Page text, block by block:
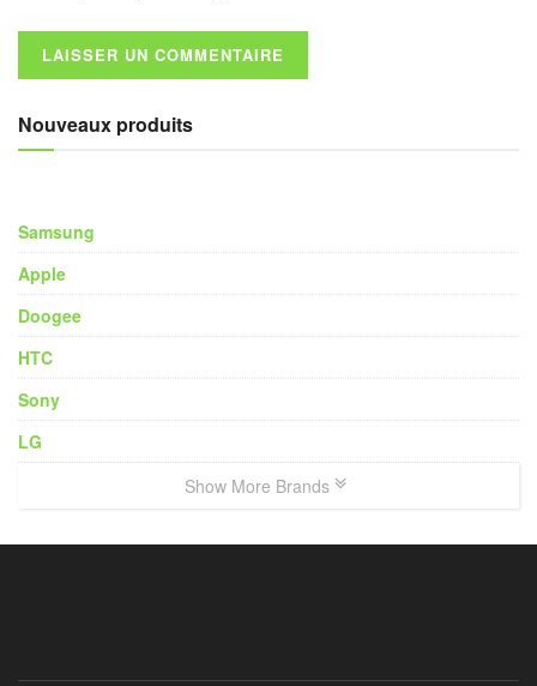
Nouveaux produits
Samsung
Apple
Doogee
HTC
Sony
LG
Show More Brands